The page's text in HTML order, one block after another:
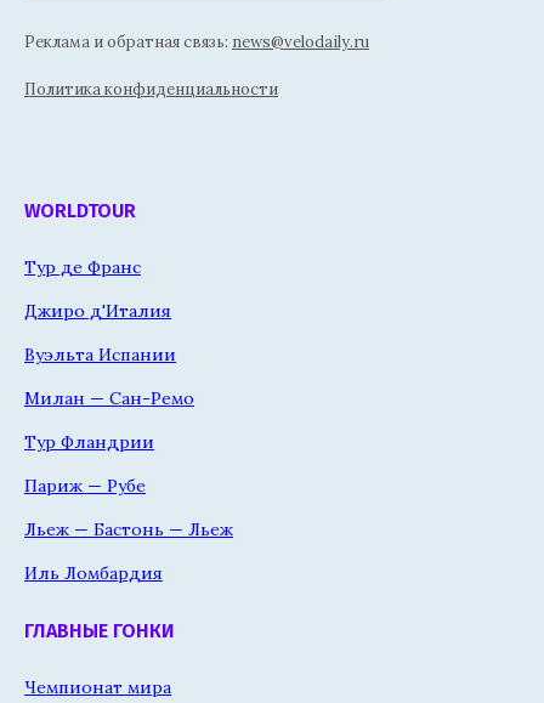
Реклама и обратная связь: news@velodaily.ru
Политика конфиденциальности
WORLDTOUR
Тур де Франс
Джиро д'Италия
Вуэльта Испании
Милан — Сан-Ремо
Тур Фландрии
Париж — Рубе
Льеж — Бастонь — Льеж
Иль Ломбардия
ГЛАВНЫЕ ГОНКИ
Чемпионат мира